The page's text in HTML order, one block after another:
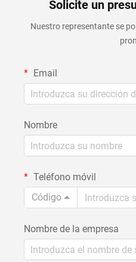
Solicite un
Nuestro representante se
Email
Nombre
Teléfono móvil
Código
Nombre de la empresa